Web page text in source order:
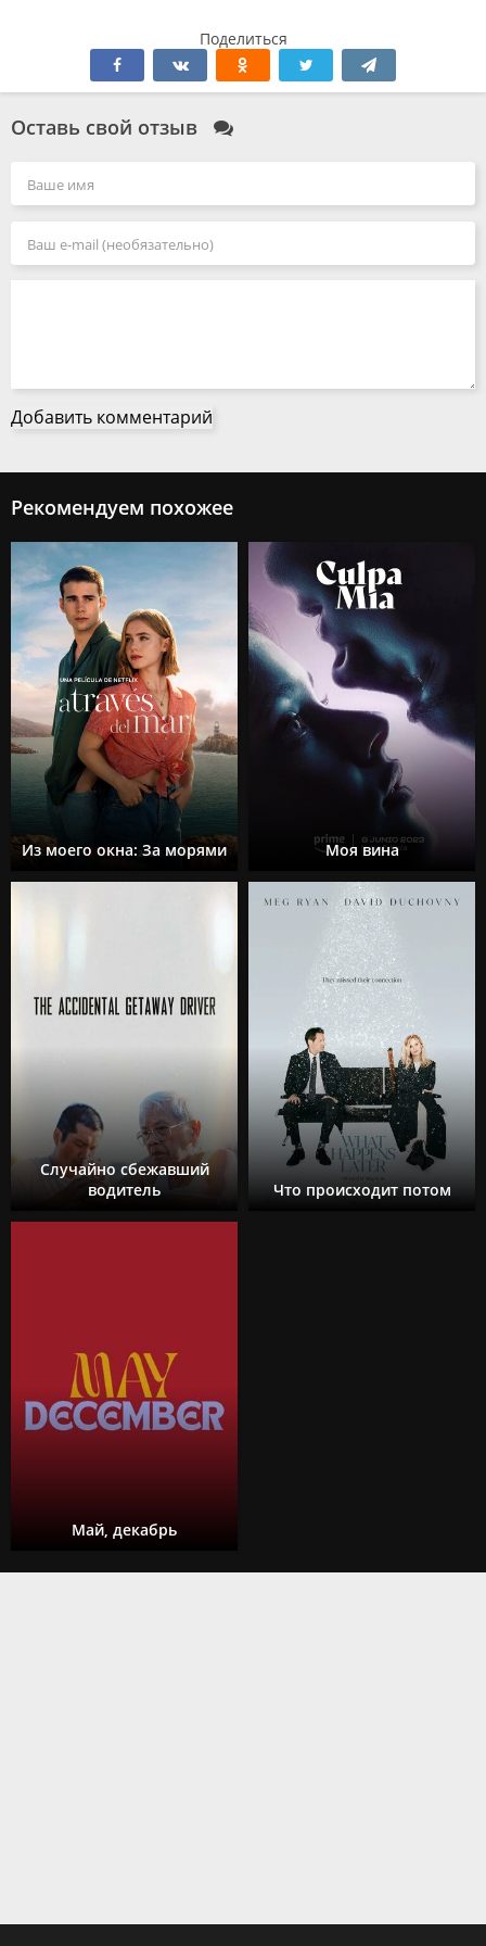
Поделиться
Оставь свой отзыв
Добавить комментарий
Рекомендуем похожее
Из моего окна: За морями Моя вина
Случайно сбежавший
водитель
Что происходит потом
Май, декабрь